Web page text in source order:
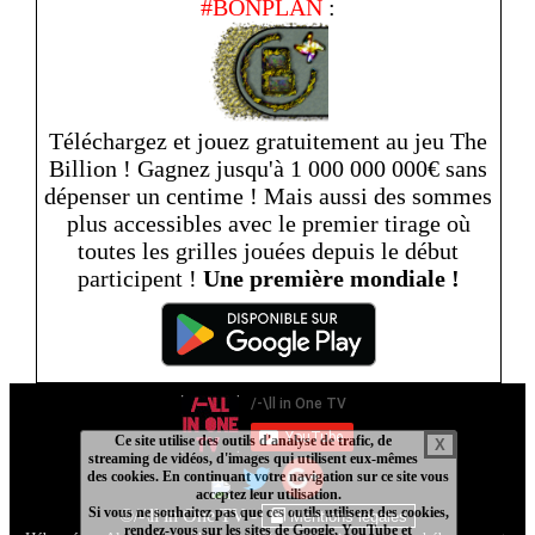
X
Ce site utilise des outils d'analyse de trafic, de
streaming de vidéos, d'images qui utilisent eux-mêmes
des cookies. En continuant votre navigation sur ce site vous
acceptez leur utilisation.
Si vous ne souhaitez pas que ces outils utilisent des cookies,
rendez-vous sur les sites de Google, YouTube et
#BONPLAN :
Téléchargez et jouez gratuitement au jeu The
Billion ! Gagnez jusqu'à 1 000 000 000€ sans
dépenser un centime ! Mais aussi des sommes
plus accessibles avec le premier tirage où
toutes les grilles jouées depuis le début
participent ! Une première mondiale !
- Ce site utilise des services provenant de YouTube ou de
©/-\ll in One TV -
Mentions légales